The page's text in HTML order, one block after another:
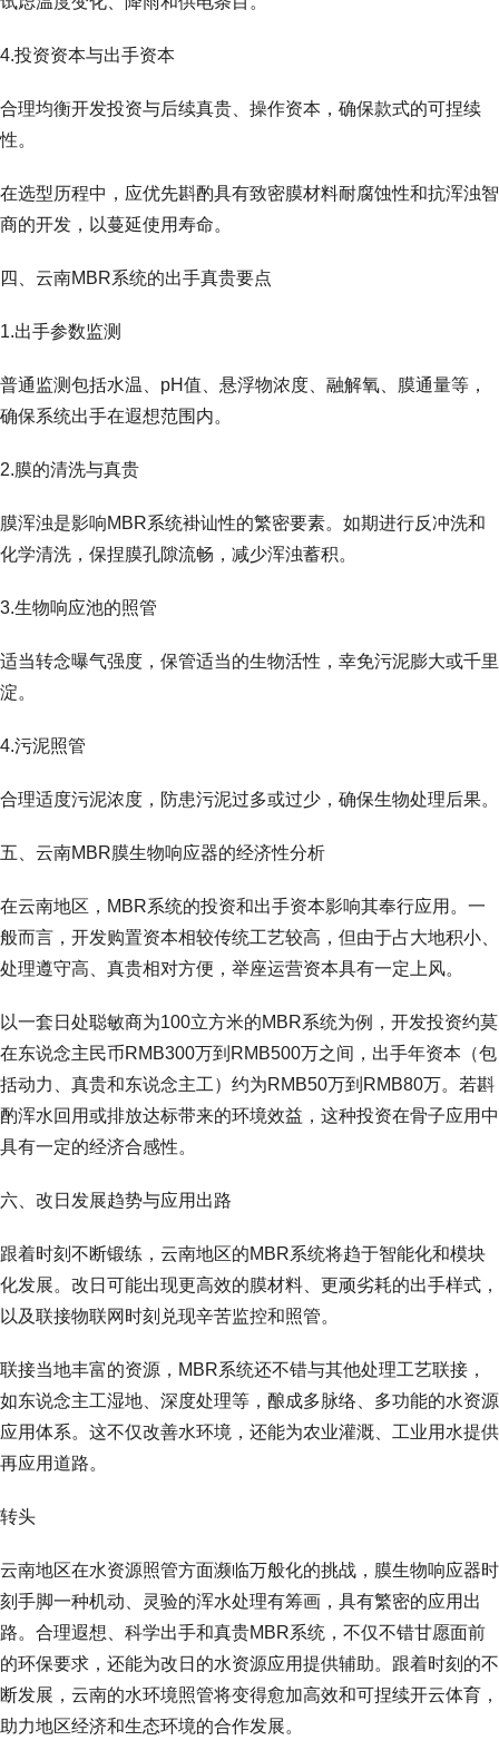
4.投资资本与出手资本
合理均衡开发投资与后续真贵、操作资本，确保款式的可捏续
性。
在选型历程中，应优先斟酌具有致密膜材料耐腐蚀性和抗浑浊智
商的开发，以蔓延使用寿命。
四、云南MBR系统的出手真贵要点
1.出手参数监测
普通监测包括水温、pH值、悬浮物浓度、融解氧、膜通量等，
确保系统出手在遐想范围内。
2.膜的清洗与真贵
膜浑浊是影响MBR系统褂讪性的繁密要素。如期进行反冲洗和
化学清洗，保捏膜孔隙流畅，减少浑浊蓄积。
3.生物响应池的照管
适当转念曝气强度，保管适当的生物活性，幸免污泥膨大或千里
淀。
4.污泥照管
合理适度污泥浓度，防患污泥过多或过少，确保生物处理后果。
五、云南MBR膜生物响应器的经济性分析
在云南地区，MBR系统的投资和出手资本影响其奉行应用。一
般而言，开发购置资本相较传统工艺较高，但由于占大地积小、
处理遵守高、真贵相对方便，举座运营资本具有一定上风。
以一套日处聪敏商为100立方米的MBR系统为例，开发投资约莫
在东说念主民币RMB300万到RMB500万之间，出手年资本（包
括动力、真贵和东说念主工）约为RMB50万到RMB80万。若斟
酌浑水回用或排放达标带来的环境效益，这种投资在骨子应用中
具有一定的经济合感性。
六、改日发展趋势与应用出路
跟着时刻不断锻练，云南地区的MBR系统将趋于智能化和模块
化发展。改日可能出现更高效的膜材料、更顽劣耗的出手样式，
以及联接物联网时刻兑现辛苦监控和照管。
联接当地丰富的资源，MBR系统还不错与其他处理工艺联接，
如东说念主工湿地、深度处理等，酿成多脉络、多功能的水资源
应用体系。这不仅改善水环境，还能为农业灌溉、工业用水提供
再应用道路。
转头
云南地区在水资源照管方面濒临万般化的挑战，膜生物响应器时
刻手脚一种机动、灵验的浑水处理有筹画，具有繁密的应用出
路。合理遐想、科学出手和真贵MBR系统，不仅不错甘愿面前
的环保要求，还能为改日的水资源应用提供辅助。跟着时刻的不
断发展，云南的水环境照管将变得愈加高效和可捏续开云体育，
助力地区经济和生态环境的合作发展。